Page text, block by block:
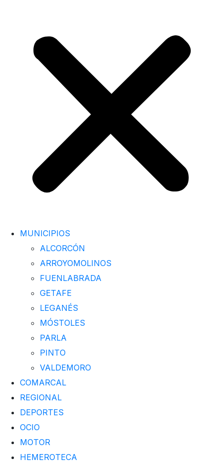
MUNICIPIOS
ALCORCÓN
ARROYOMOLINOS
FUENLABRADA
GETAFE
LEGANÉS
MÓSTOLES
PARLA
PINTO
VALDEMORO
COMARCAL
REGIONAL
DEPORTES
OCIO
MOTOR
HEMEROTECA